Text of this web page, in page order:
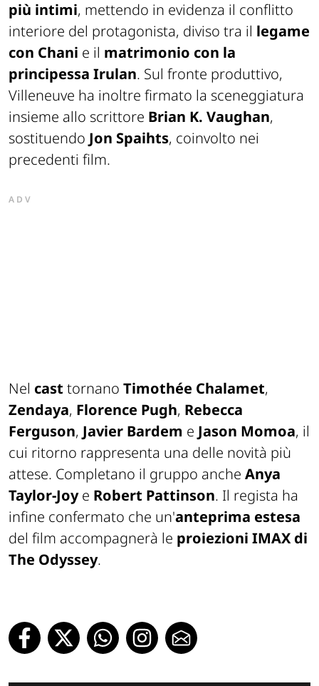
più intimi, mettendo in evidenza il conflitto
interiore del protagonista, diviso tra il legame
con Chani e il matrimonio con la
principessa Irulan. Sul fronte produttivo,
Villeneuve ha inoltre firmato la sceneggiatura
insieme allo scrittore Brian K. Vaughan,
sostituendo Jon Spaihts, coinvolto nei
precedenti film.
ADV
Nel cast tornano Timothée Chalamet,
Zendaya, Florence Pugh, Rebecca
Ferguson, Javier Bardem e Jason Momoa, il
cui ritorno rappresenta una delle novità più
attese. Completano il gruppo anche Anya
Taylor-Joye Robert Pattinson. Il regista ha
infine confermato che un'anteprima estesa
del film accompagnerà le proiezioni IMAX di
The Odyssey.